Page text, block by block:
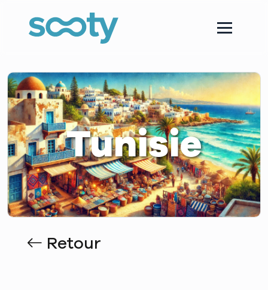
Tunisie
Retour